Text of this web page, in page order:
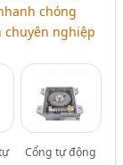
chóng
nghiệp
Cổng tự động